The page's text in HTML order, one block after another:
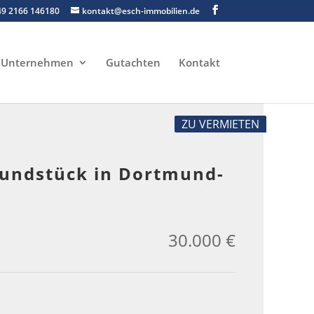
2166 146180 kontakt@esch-immobilien.de
Unternehmen Gutachten Kontakt
ZU VERMIETEN
in Dortmund-
30.000 €